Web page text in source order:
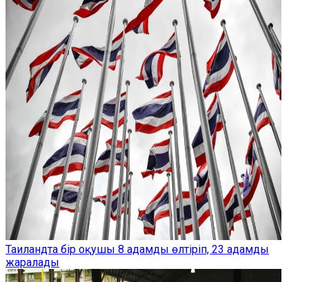
Таиландта бір оқушы 8 адамды өлтіріп, 23 адамды
жаралады